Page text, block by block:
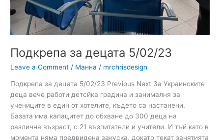
Подкрепа за децата 5/02/23
Leave a Comment / Манна / mrchrisdesign
Подкрепа за децата 5/02/23 Previous Next За Украинските
деца вече работи детсйка градина и занималня за
учениците в един от хотелите, където са настанени.
Базата има капацитет до обхване до 300 деца на
различна възраст, с 21 възпитатели и учители. И тъй като в
момента няма предвидена закуска, докато текат занятията